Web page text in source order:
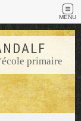
MENU
primaire